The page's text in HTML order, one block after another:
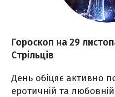
Гороскоп на 29
Стрільців
День обіцяє активно
еротичній та